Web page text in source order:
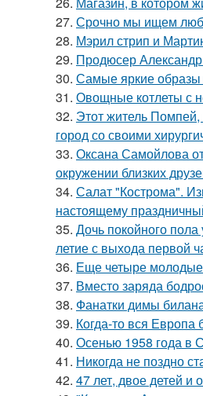
27. Срочно мы ищем
28. Мэрил стрип и
29. Продюсер
30. Самые яркие образы
31. Овощные котлеты с
32. Этот житель
город со своими
33. Оксана Самойлова
окружении близких
34. Салат "Кострома".
настоящему
35. Дочь покойного пола
летие с выхода первой
36. Еще четыре молодые
37. Вместо заряда
38. Фанатки димы
39. Когда-то вся
40. Осенью 1958 года в
41. Никогда не поздно
42. 47 лет, двое детей и